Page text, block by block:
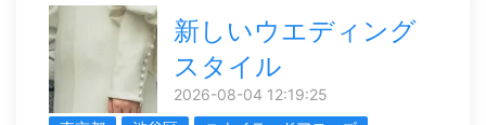
新しいウエディング
スタイル
2026-08-04 12:19:25